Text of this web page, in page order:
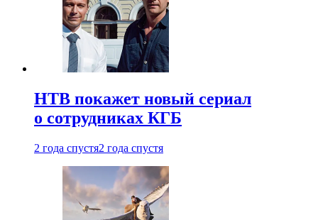
НТВ покажет новый сериал
о сотрудниках КГБ
2 года спустя2 года спустя